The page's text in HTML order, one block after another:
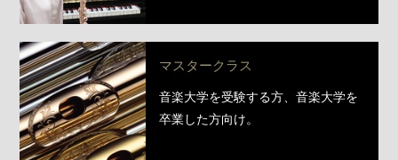
マスタークラス
音楽大学を受験する方、音楽大学を
卒業した方向け。